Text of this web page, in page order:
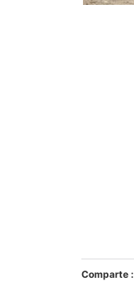
Comparte :